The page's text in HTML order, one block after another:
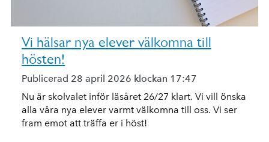
Vi hälsar nya elever välkomna till
hösten!
Publicerad 28 april 2026 klockan 17:47
Nu är skolvalet inför läsåret 26/27 klart. Vi vill önska
alla våra nya elever varmt välkomna till oss. Vi ser
fram emot att träffa er i höst!